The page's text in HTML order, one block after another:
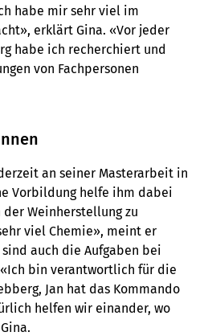
habe mir sehr viel im
erklärt Gina. «Vor jeder
habe ich recherchiert und
von Fachpersonen
an seiner Masterarbeit in
Vorbildung helfe ihm dabei
der Weinherstellung zu
viel Chemie», meint er
auch die Aufgaben bei
bin verantwortlich für die
Jan hat das Kommando
helfen wir einander, wo